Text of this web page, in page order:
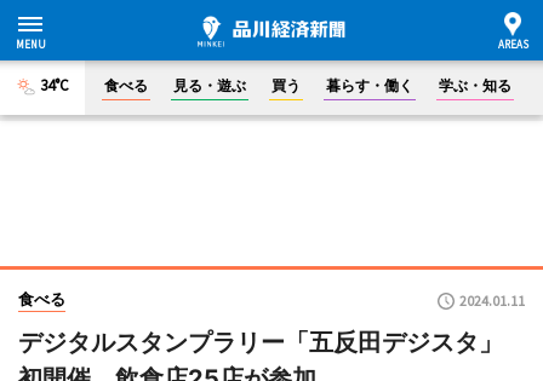
34°C 食べる 見る・遊ぶ 買う 暮らす・働く 学ぶ・知る
食べる 2024.01.11
デジタルスタンプラリー「五反田デジスタ」